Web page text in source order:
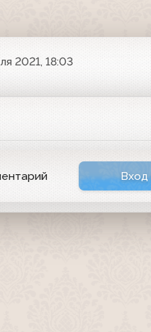
2021, 18:03
Вход